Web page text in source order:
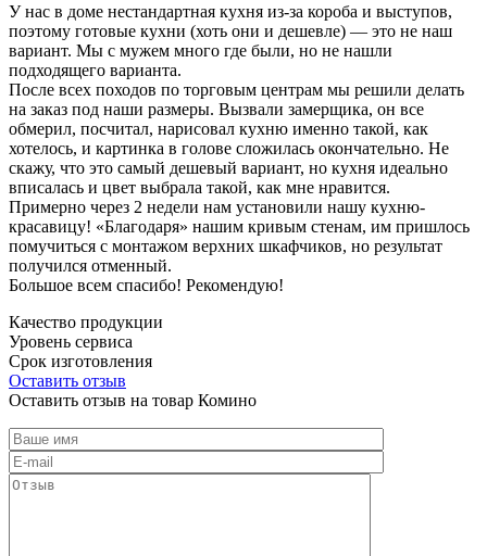
У нас в доме нестандартная кухня из-за короба и выступов,
поэтому готовые кухни (хоть они и дешевле) — это не наш
вариант. Мы с мужем много где были, но не нашли
подходящего варианта.
После всех походов по торговым центрам мы решили делать
на заказ под наши размеры. Вызвали замерщика, он все
обмерил, посчитал, нарисовал кухню именно такой, как
хотелось, и картинка в голове сложилась окончательно. Не
скажу, что это самый дешевый вариант, но кухня идеально
вписалась и цвет выбрала такой, как мне нравится.
Примерно через 2 недели нам установили нашу кухню-
красавицу! «Благодаря» нашим кривым стенам, им пришлось
помучиться с монтажом верхних шкафчиков, но результат
получился отменный.
Большое всем спасибо! Рекомендую!
Качество продукции
Уровень сервиса
Срок изготовления
Оставить отзыв
Оставить отзыв на товар Комино